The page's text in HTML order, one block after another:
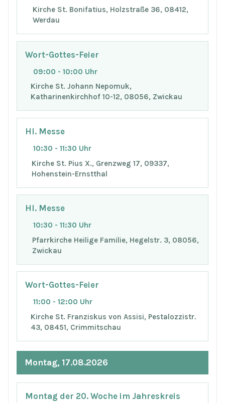
Kirche St. Bonifatius, Holzstraße 36, 08412,
Werdau
Wort-Gottes-Feier
09:00 - 10:00 Uhr
Kirche St. Johann Nepomuk,
Katharinenkirchhof 10-12, 08056, Zwickau
Hl. Messe
10:30 - 11:30 Uhr
Kirche St. Pius X., Grenzweg 17, 09337,
Hohenstein-Ernstthal
Hl. Messe
10:30 - 11:30 Uhr
Pfarrkirche Heilige Familie, Hegelstr. 3, 08056,
Zwickau
Wort-Gottes-Feier
11:00 - 12:00 Uhr
Kirche St. Franziskus von Assisi, Pestalozzistr.
43, 08451, Crimmitschau
Montag, 17.08.2026
Montag der 20. Woche im Jahreskreis